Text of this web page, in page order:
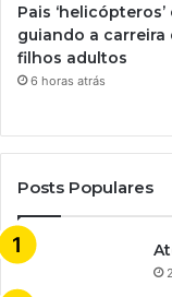
Pais ‘helicópteros’
guiando a carreira
filhos adultos
6 horas atrás
Posts Populares